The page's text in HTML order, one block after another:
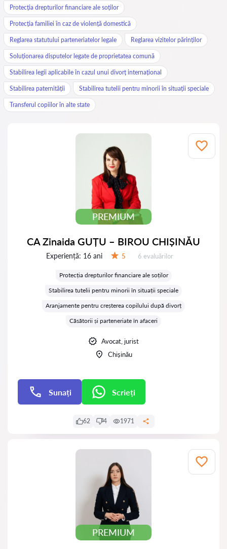
Protecția drepturilor financiare ale soților
Protecția familiei în caz de violență domestică
Reglarea statutului parteneriatelor legale Reglarea vizitelor părinților
Soluționarea disputelor legate de proprietatea comună
Stabilirea legii aplicabile în cazul unui divorț internațional
Stabilirea paternității Stabilirea tutelii pentru minorii în situații speciale
Transferul copiilor în alte state
PREMIUM
CA Zinaida GUȚU – BIROU CHIȘINĂU
Experiență: 16 ani 5 Evaluărilor:
6 evaluărilor
Protecția drepturilor financiare ale soților
Stabilirea tutelii pentru minorii în situații speciale
Aranjamente pentru creșterea copilului după divorț
Căsătorii și parteneriate în afaceri
Avocat, jurist
Chișinău
Sunați Scrieți
62 4 1971
PREMIUM